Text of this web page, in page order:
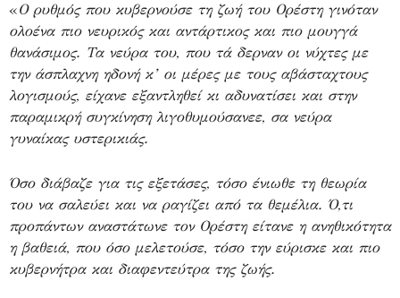
«Ο ρυθμός που κυβερνούσε τη ζωή του Ορέστη γινόταν
ολοένα πιο νευρικός και αντάρτικος και πιο μουγγά
θανάσιμος. Τα νεύρα του, που τά δερναν οι νύχτες με
την άσπλαχνη ηδονή κ’ οι μέρες με τους αβάσταχτους
λογισμούς, είχανε εξαντληθεί κι αδυνατίσει και στην
παραμικρή συγκίνηση λιγοθυμούσανεε, σα νεύρα
γυναίκας υστερικιάς.
Όσο διάβαζε για τις εξετάσες, τόσο ένιωθε τη θεωρία
του να σαλεύει και να ραγίζει από τα θεμέλια. Ό,τι
προπάντων αναστάτωνε τον Ορέστη είτανε η ανηθικότητα
η βαθειά, που όσο μελετούσε, τόσο την εύρισκε και πιο
κυβερνήτρα και διαφεντεύτρα της ζωής.